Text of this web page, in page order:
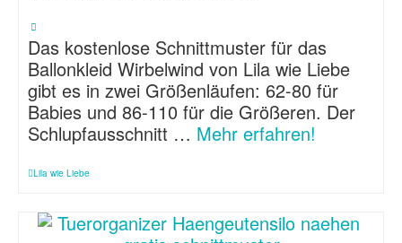
Das kostenlose Schnittmuster für das
Ballonkleid Wirbelwind von Lila wie Liebe
gibt es in zwei Größenläufen: 62-80 für
Babies und 86-110 für die Größeren. Der
Schlupfausschnitt … Mehr erfahren!
Lila wie Liebe